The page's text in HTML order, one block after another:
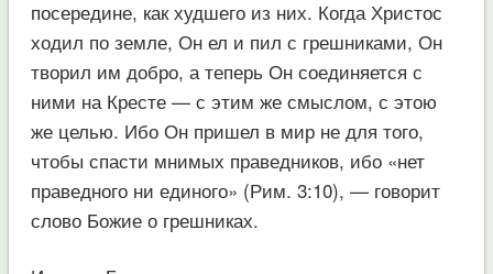
посередине, как худшего из них. Когда Христос
ходил по земле, Он ел и пил с грешниками, Он
творил им добро, а теперь Он соединяется с
ними на Кресте — с этим же смыслом, с этою
же целью. Ибо Он пришел в мир не для того,
чтобы спасти мнимых праведников, ибо «нет
праведного ни единого» (Рим. 3:10), — говорит
слово Божие о грешниках.